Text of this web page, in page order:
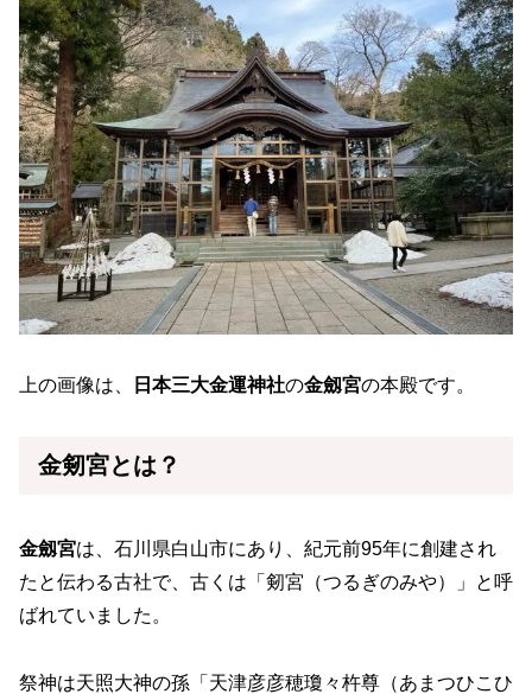
上の画像は、 日本三大金運神社の金劔宮の本殿です。
金剱宮とは？
金劔宮は、石川県白山市にあり、紀元前95年に創建され
たと伝わる古社で、古くは「剱宮（つるぎのみや）」と呼
ばれていました。
祭神は天照大神の孫「天津彦彦穂瓊々杵尊（あまつひこひ